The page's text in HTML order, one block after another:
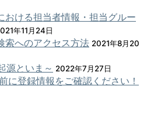
おける担当者情報・担当グルー
年11月24日
索へのアクセス方法 2021年8月20
源といま～ 2022年7月27日
に登録情報をご確認ください！